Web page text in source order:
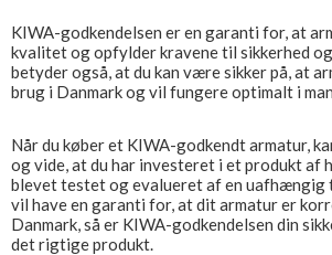
KIWA-godkendelsen er en garanti for, at
kvalitet og opfylder kravene til sikkerhed
betyder også, at du kan være sikker på, at
brug i Danmark og vil fungere optimalt i
Når du køber et KIWA-godkendt armatur,
og vide, at du har investeret i et produkt af
blevet testet og evalueret af en uafhængig
vil have en garanti for, at dit armatur er
Danmark, så er KIWA-godkendelsen din
det rigtige produkt.